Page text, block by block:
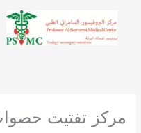
المحتوى
مركز تفتيت